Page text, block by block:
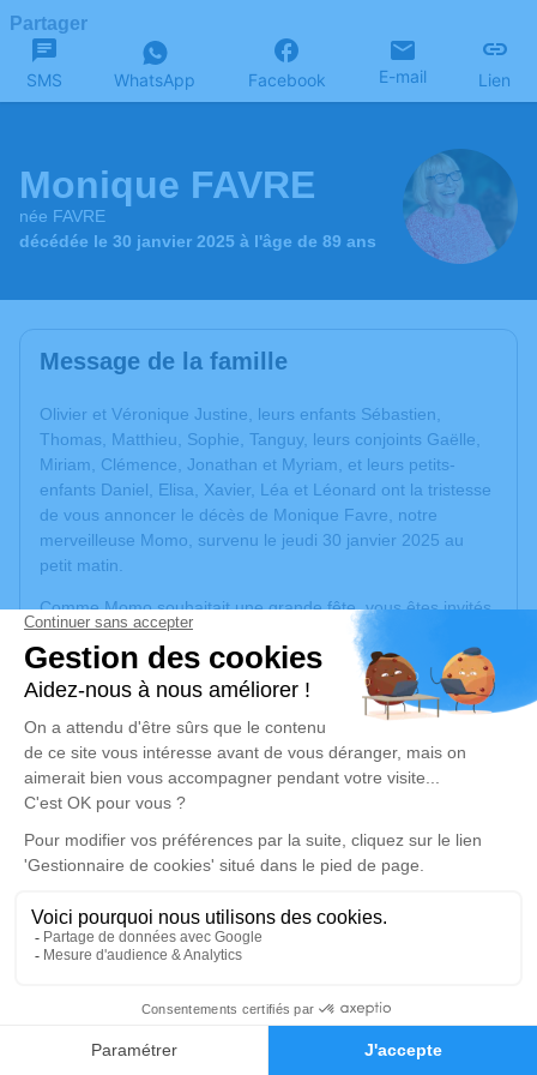
Faire-part Hommages
Partager
SMS WhatsApp Facebook E-mail Lien
Monique FAVRE
née FAVRE
décédée le 30 janvier 2025 à l'âge de 89 ans
Message de la famille
Olivier et Véronique Justine, leurs enfants Sébastien,
Thomas, Matthieu, Sophie, Tanguy, leurs conjoints Gaëlle,
Miriam, Clémence, Jonathan et Myriam, et leurs petits-
enfants Daniel, Elisa, Xavier, Léa et Léonard ont la tristesse
de vous annoncer le décès de Monique Favre, notre
merveilleuse Momo, survenu le jeudi 30 janvier 2025 au
petit matin.
Comme Momo souhaitait une grande fête, vous êtes invités
à nous rejoindre à l'issue de la cérémonie chez Sophie et
Jonathan. Nous en profiterons pour tous nous retrouver
autour de souvenirs heureux et d'anecdotes et continuer de
Si vous souhaitez nous accompagner lors de cette journée,
merci de nous faire part de votre venue afin de pouvoir
organiser au mieux votre accueil et le bon déroulement de
Et si vous en avez le cœur, portez des couleurs vives pour
Vous trouverez sur ce lien toutes les informations
concernant les obsèques.
possibilité de lui rendre hommage sur cette plate-forme. Vos